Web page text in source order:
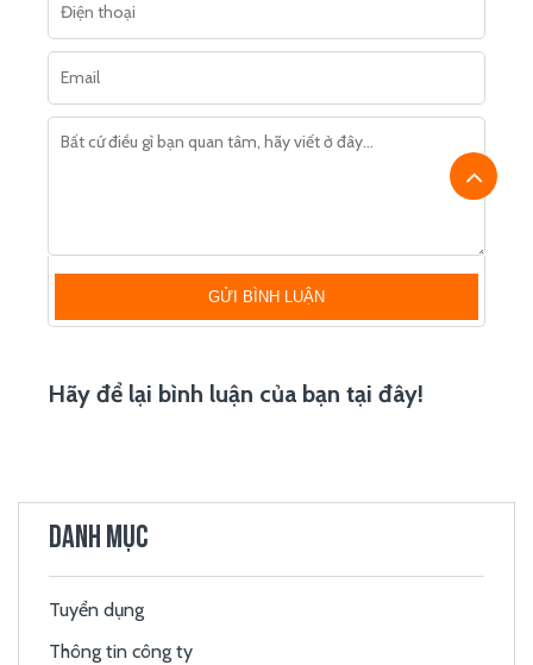
GỬI BÌNH LUẬN
Hãy để lại bình luận của bạn tại đây!
DANH MỤC
Tuyển dụng
Thông tin công ty